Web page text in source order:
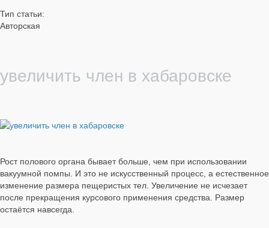
Тип статьи:
Авторская
увеличить член в хабаровске
Рост полового органа бывает больше, чем при использовании
вакуумной помпы. И это не искусственный процесс, а естественное
изменение размера пещеристых тел. Увеличение не исчезает
после прекращения курсового применения средства. Размер
остаётся навсегда.